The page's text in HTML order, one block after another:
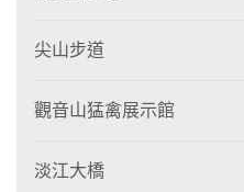
尖山步道
觀音山猛禽展示館
淡江大橋